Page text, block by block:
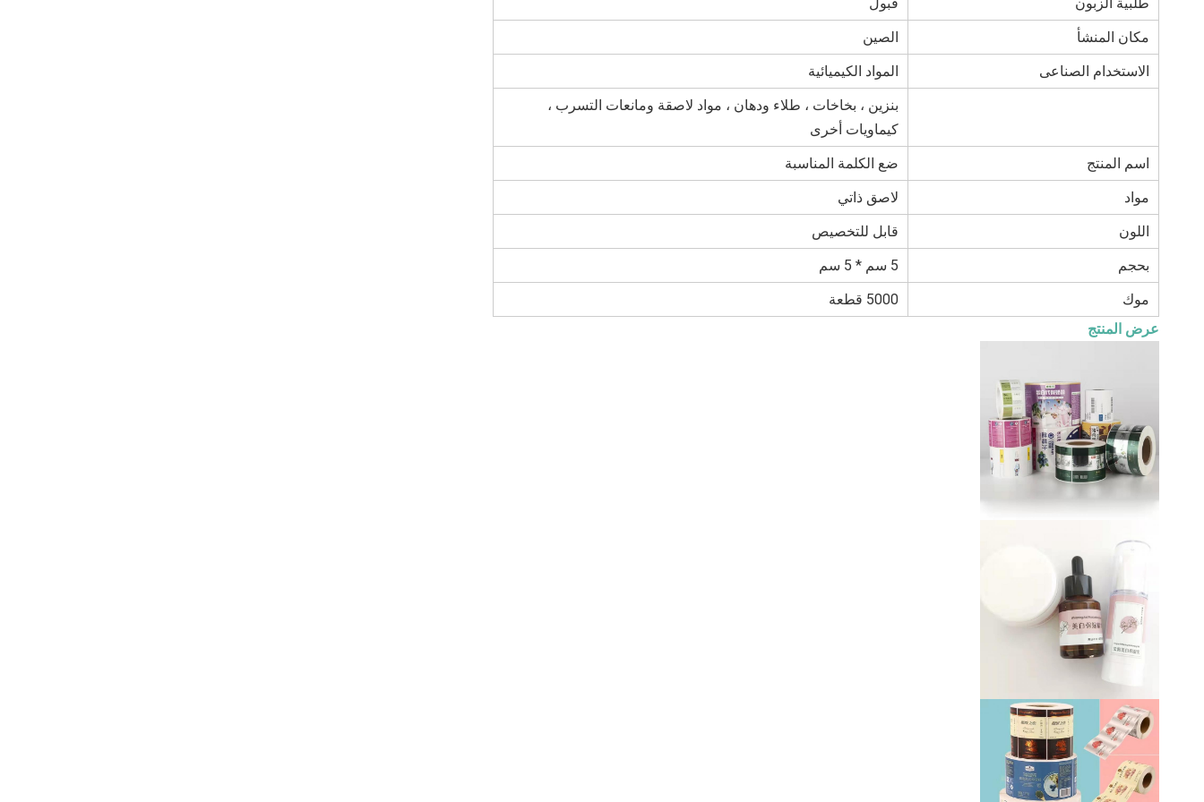
مكان المنشأ
الصين
الاستخدام الصناعى
المواد الكيميائية
بنزين ، بخاخات ، طلاء ودهان ، مواد لاصقة ومانعات التسرب ،
كيماويات أخرى
اسم المنتج
ضع الكلمة المناسبة
مواد
لاصق ذاتي
اللون
قابل للتخصيص
بحجم
5 سم * 5 سم
موك
5000 قطعة
عرض المنتج